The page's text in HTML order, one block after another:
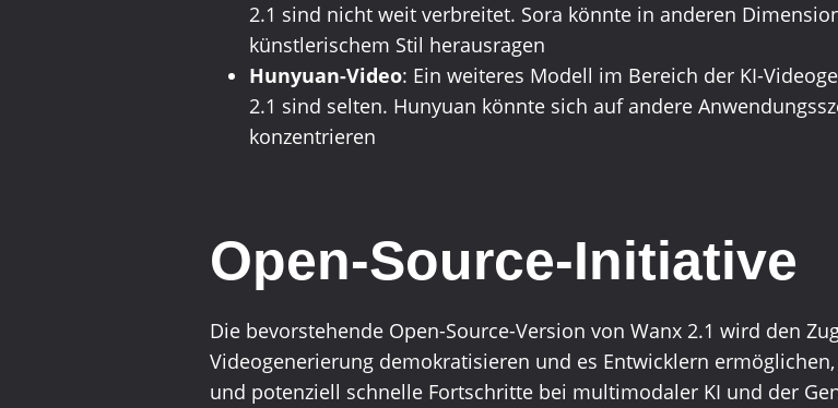
2.1 sind nicht weit verbreitet. Sora könnte in anderen
künstlerischem Stil herausragen
Hunyuan-Video: Ein weiteres Modell im Bereich der KI-
2.1 sind selten. Hunyuan könnte sich auf andere
konzentrieren
Open-Source-Initiative
Die bevorstehende Open-Source-Version von Wanx 2.1 wird den
Videogenerierung demokratisieren und es Entwicklern
und potenziell schnelle Fortschritte bei multimodaler KI und der